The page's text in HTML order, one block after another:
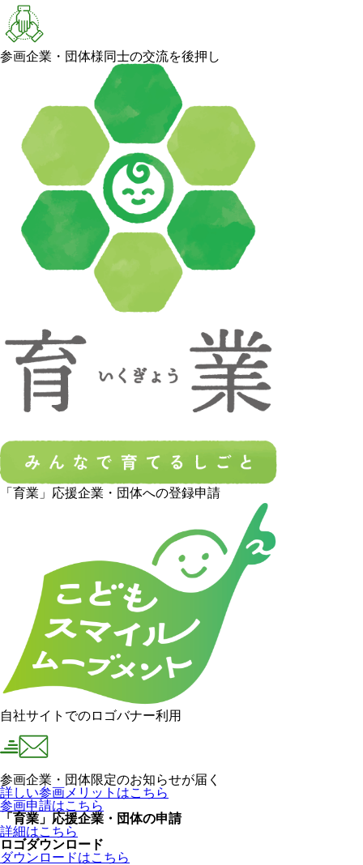
参画企業・団体様同士の交流を後押し
「育業」応援企業・団体への登録申請
自社サイトでのロゴバナー利用
参画企業・団体限定のお知らせが届く
詳しい参画メリットはこちら
参画申請はこちら
「育業」応援企業・団体の申請
詳細はこちら
ロゴダウンロード
ダウンロードはこちら